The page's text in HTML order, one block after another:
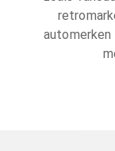
automerken